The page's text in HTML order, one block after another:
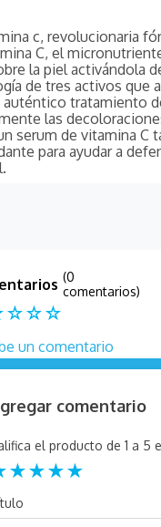
c, revolucionaria
C, el
la piel activándola
de tres activos que
tratamiento
las
serum de vitamina C
para ayudar a
☆☆☆
(0
comentarios)
un comentario
comentario
el producto de 1 a 5
★★★★